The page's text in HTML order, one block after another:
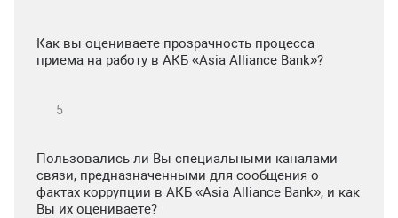
Как вы оцениваете прозрачность процесса
приема на работу в АКБ «Asia Alliance Bank»?
Пользовались ли Вы специальными каналами
связи, предназначенными для сообщения о
фактах коррупции в АКБ «Asia Alliance Bank», и как
Вы их оцениваете?